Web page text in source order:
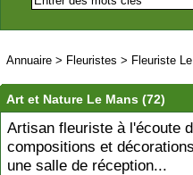
Annuaire > Fleuristes > Fleuriste
Art et Nature Le Mans (72)
Artisan fleuriste à l'écoute
compositions et
une salle de réception...